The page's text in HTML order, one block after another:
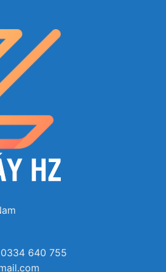
đến 24 giờ
khi giặt.
giặt yêu thích, tiết kiệm thời
khi không phải tùy chỉnh lại
640 755